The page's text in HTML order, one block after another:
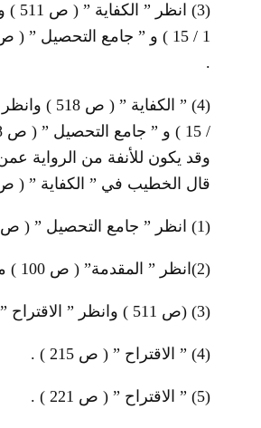
(3)
انظر
.
(4)
وقد يكون للأنفة من الرواية
قال الخطيب في ” الكفاية ” ( ص 511
(1) انظر ” جامع التحصيل ” ( ص 118
(2) انظر ” المقدمة” ( ص 100 ) مع ” التقييد ” .
(3) (ص 511 ) وانظر ” الاقتراح ” ( ص 218 ) .
(4) ” الاقتراح ” ( ص 215 ) .
(5) ” الاقتراح ” ( ص 221 ) .